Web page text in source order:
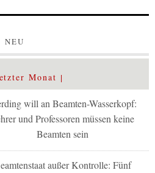
NEU
Monat
will an Beamten-Wasserkopf:
und Professoren müssen keine
Beamten sein
außer Kontrolle: Fünf